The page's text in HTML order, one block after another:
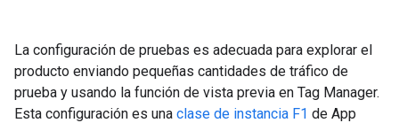
La configuración de pruebas es adecuada para explorar el
producto enviando pequeñas cantidades de tráfico de
prueba y usando la función de vista previa en Tag Manager.
Esta configuración es una clase de instancia F1 de App